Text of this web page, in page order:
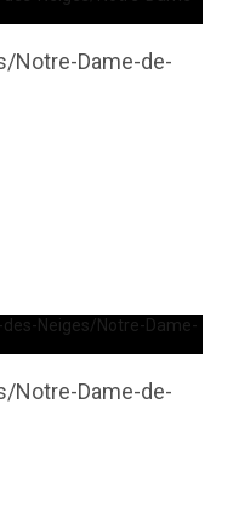
Notre-Dame-de-
Notre-Dame-de-